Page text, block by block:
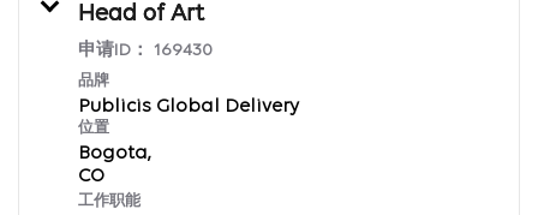
Head of Art
申请ID： 169430
品牌
Publicis Global Delivery
位置
Bogota,
工作职能